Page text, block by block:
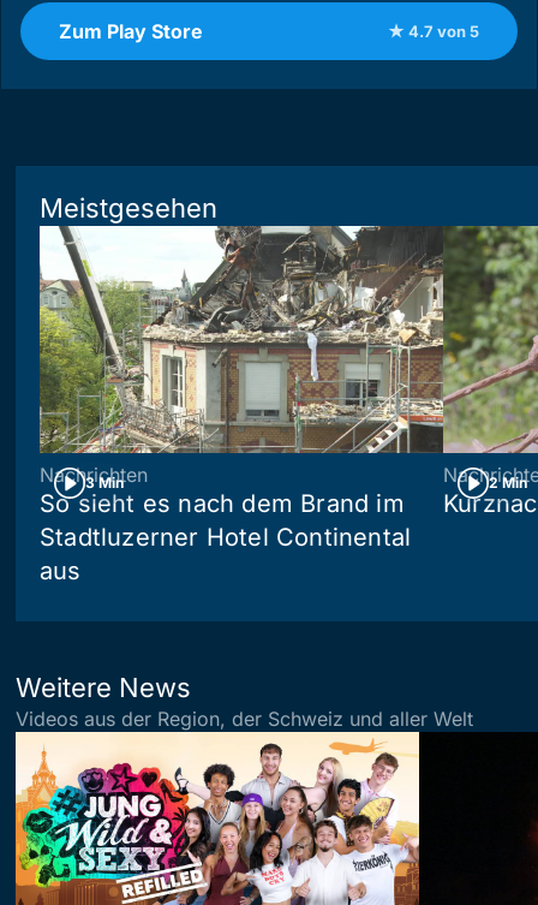
Zum Play Store ★ 4.7 von 5
Meistgesehen
3 Min
Nachrichten
So sieht es nach dem Brand im
Stadtluzerner Hotel Continental
aus
2 Min
Weitere News
Videos aus der Region, der Schweiz und aller Welt